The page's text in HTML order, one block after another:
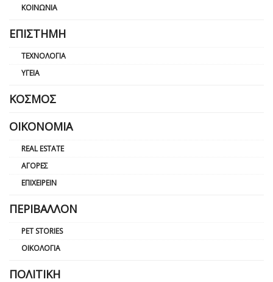
ΚΟΙΝΩΝΊΑ
ΕΠΙΣΤΉΜΗ
ΤΕΧΝΟΛΟΓΊΑ
ΥΓΕΊΑ
ΚΌΣΜΟΣ
ΟΙΚΟΝΟΜΊΑ
REAL ESTATE
ΑΓΟΡΈΣ
ΕΠΙΧΕΙΡΕΊΝ
ΠΕΡΙΒΆΛΛΟΝ
PET STORIES
ΟΙΚΟΛΟΓΊΑ
ΠΟΛΙΤΙΚΉ